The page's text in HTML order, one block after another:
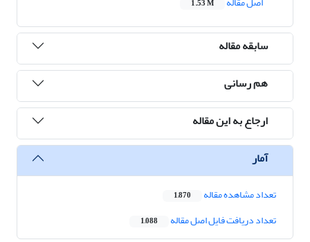
1.53 M
سابقه مقاله
هم رسانی
ارجاع به این مقاله
آمار
تعداد مشاهده مقاله 1,870
تعداد دریافت فایل اصل مقاله 1,088